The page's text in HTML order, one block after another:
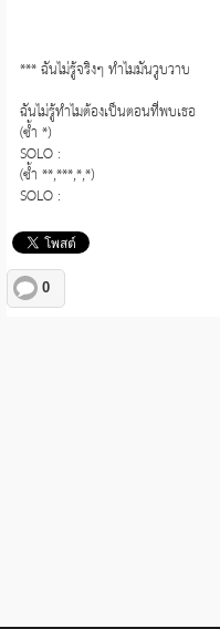
*** ฉันไม่รู้จริงๆ ทำไมมันวูบวาบ
ฉันไม่รู้ทำไมต้องเป็นตอนที่พบเธอ
(ซ้ำ *)
SOLO :
(ซ้ำ **,***,*,*)
SOLO :
0